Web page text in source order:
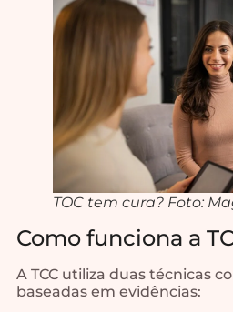
TOC tem cura? Foto:
Como funciona a
A TCC utiliza duas técnicas
baseadas em evidências: